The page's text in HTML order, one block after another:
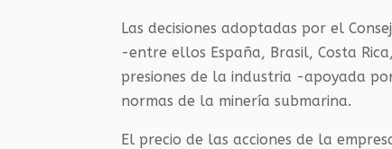
Las decisiones adoptadas por el
-entre ellos España, Brasil, Costa
presiones de la industria -apoyada
normas de la minería submarina.
El precio de las acciones de la